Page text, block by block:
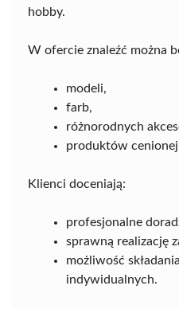
hobby.
W ofercie znaleźć można
modeli,
farb,
różnorodnych
produktów
Klienci doceniają:
profesjonalne
sprawną realizację
możliwość
indywidualnych.